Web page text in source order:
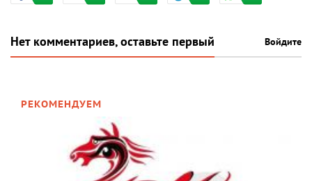
Нет комментариев, оставьте первый Войдите
РЕКОМЕНДУЕМ